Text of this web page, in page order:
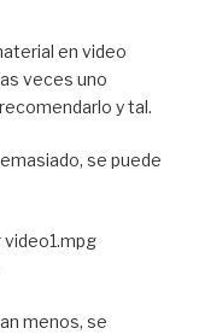
en video
veces uno
y tal.
se puede
menos, se